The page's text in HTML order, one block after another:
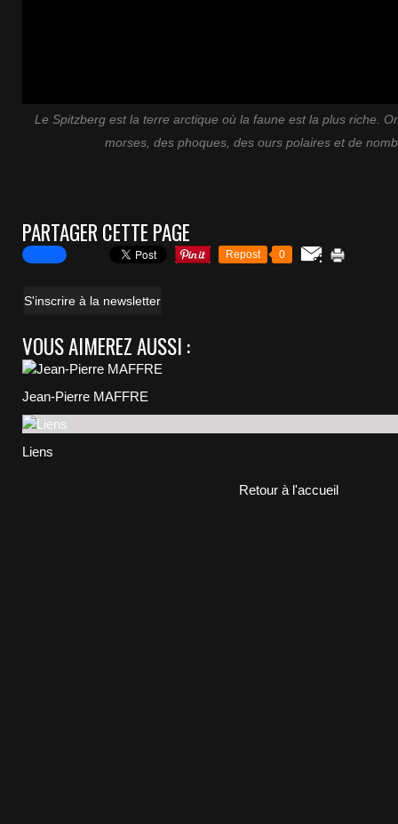
Le Spitzberg est la terre arctique où la faune est la plus riche.
morses, des phoques, des ours polaires et de
PARTAGER CETTE PAGE
Repost 0
S'inscrire à la newsletter
VOUS AIMEREZ AUSSI :
Jean-Pierre MAFFRE
Liens
Retour à l'accueil